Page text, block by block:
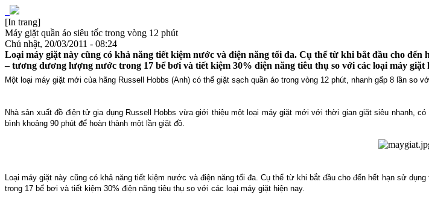
[In trang]
Máy giặt quần áo siêu tốc trong vòng 12 phút
Chủ nhật, 20/03/2011 - 08:24
Loại máy giặt này cũng có khả năng tiết kiệm nước và điện năng tối đa. Cụ thể từ khi bắt đầu cho
– tương đương lượng nước trong 17 bể bơi và tiết kiệm 30% điện năng tiêu thụ so với các loại máy giặt
Một loại máy giặt mới của hãng Russell Hobbs (Anh) có thể giặt sạch quần áo trong vòng 12 phút, nhanh gấp 8 lần so
Nhà sản xuất đồ điện tử gia dụng Russell Hobbs vừa giới thiệu một loại máy giặt mới với thời gian giặt siêu nhanh,
bình khoảng 90 phút để hoàn thành một lần giặt đồ.
Loại máy giặt này cũng có khả năng tiết kiệm nước và điện năng tối đa. Cụ thể từ khi bắt đầu cho đến hết hạn sử
trong 17 bể bơi và tiết kiệm 30% điện năng tiêu thụ so với các loại máy giặt hiện nay.